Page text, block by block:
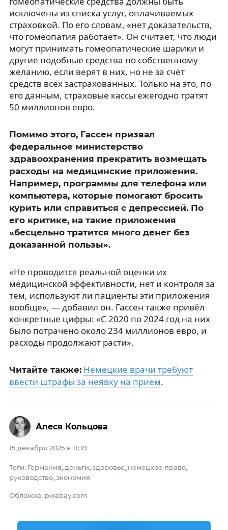
исключены из списка услуг, оплачиваемых
страховкой. По его словам, «нет доказательств,
что гомеопатия работает». Он считает, что люди
могут принимать гомеопатические шарики и
другие подобные средства по собственному
желанию, если верят в них, но не за счёт
средств всех застрахованных. Только на это, по
его данным, страховые кассы ежегодно тратят
50 миллионов евро.
Помимо этого, Гассен призвал
федеральное министерство
здравоохранения прекратить возмещать
расходы на медицинские приложения.
Например, программы для телефона или
компьютера, которые помогают бросить
курить или справиться с депрессией. По
его критике, на такие приложения
«бесцельно тратится много денег без
доказанной пользы».
«Не проводится реальной оценки их
медицинской эффективности, нет и контроля за
тем, используют ли пациенты эти приложения
вообще», — добавил он. Гассен также привёл
конкретные цифры: «С 2020 по 2024 год на них
было потрачено около 234 миллионов евро, и
расходы продолжают расти».
Читайте также: Немецкие врачи требуют
ввести штрафы за неявку на прием.
15 декабря 2025 в 11:39
Теги: Германия, деньги,здоровье, немецкое право,
руководство,экономия
Обложка: pixabay.com
Алеся Кольцова